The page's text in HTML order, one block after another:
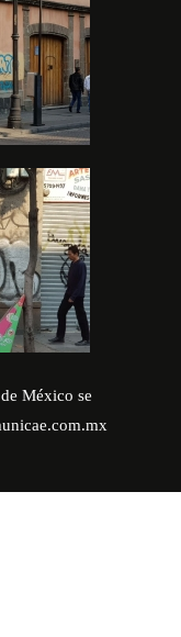
México se